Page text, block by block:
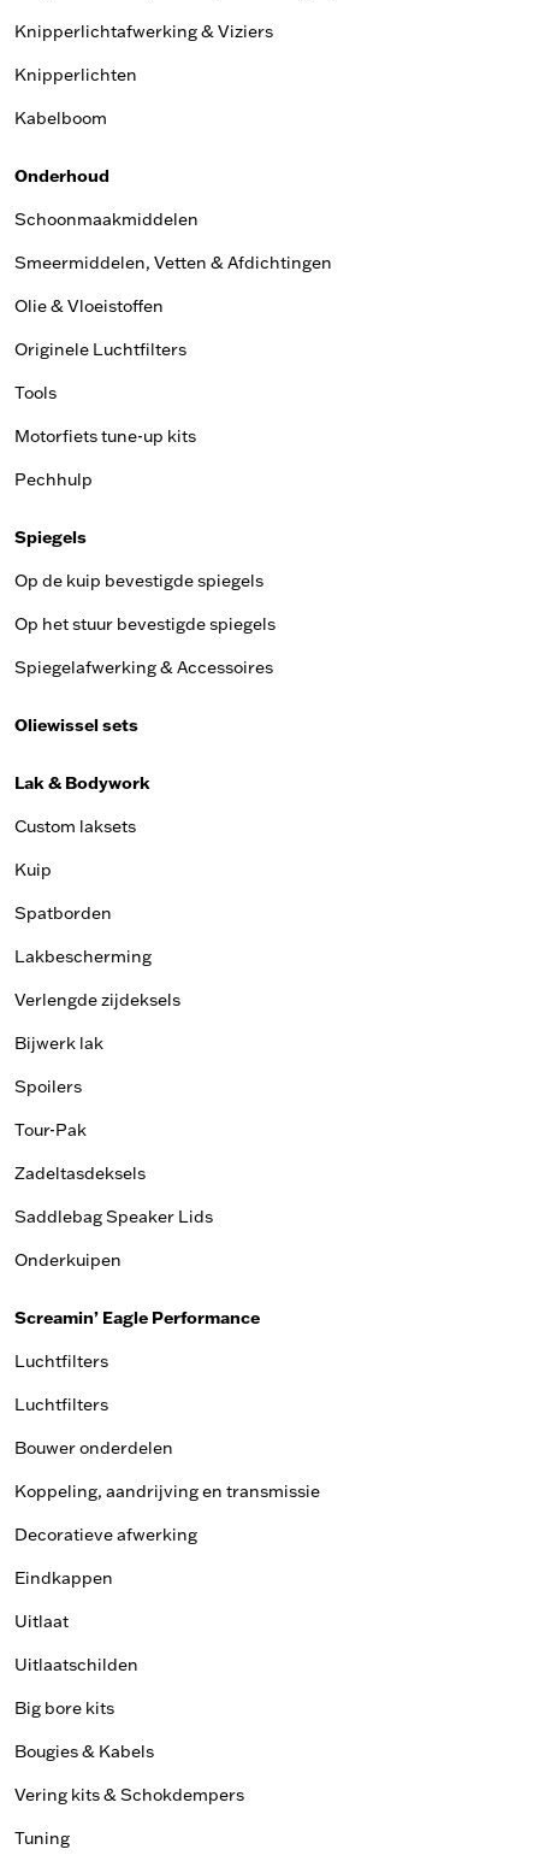
Knipperlichtafwerking & Viziers
Knipperlichten
Kabelboom
Onderhoud
Schoonmaakmiddelen
Smeermiddelen, Vetten & Afdichtingen
Olie & Vloeistoffen
Originele Luchtfilters
Tools
Motorfiets tune-up kits
Pechhulp
Spiegels
Op de kuip bevestigde spiegels
Op het stuur bevestigde spiegels
Spiegelafwerking & Accessoires
Oliewissel sets
Lak & Bodywork
Custom laksets
Kuip
Spatborden
Lakbescherming
Verlengde zijdeksels
Bijwerk lak
Spoilers
Tour-Pak
Zadeltasdeksels
Saddlebag Speaker Lids
Onderkuipen
Screamin’ Eagle Performance
Luchtfilters
Luchtfilters
Bouwer onderdelen
Koppeling, aandrijving en transmissie
Decoratieve afwerking
Eindkappen
Uitlaat
Uitlaatschilden
Big bore kits
Bougies & Kabels
Vering kits & Schokdempers
Tuning